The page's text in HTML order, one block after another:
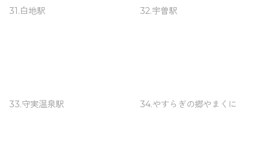
31.白地駅 32.宇曽駅
33.守実温泉駅 34.やすらぎの郷やまくに